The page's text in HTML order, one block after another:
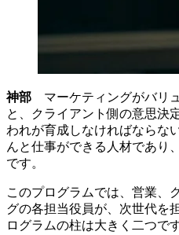
神部 マーケティングがバリ
と、クライアント側の意思決
われが育成しなければならな
んと仕事ができる人材であり
です。
このプログラムでは、営業、
グの各担当役員が、次世代を
ログラムの柱は大きく二つで